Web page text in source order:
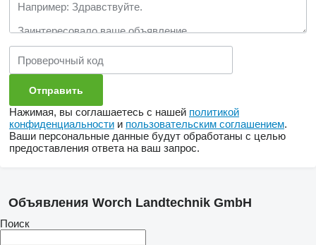
Нажимая, вы соглашаетесь с нашей политикой
конфиденциальности и пользовательским соглашением.
Ваши персональные данные будут обработаны с целью
предоставления ответа на ваш запрос.
Объявления Worch Landtechnik GmbH
Поиск